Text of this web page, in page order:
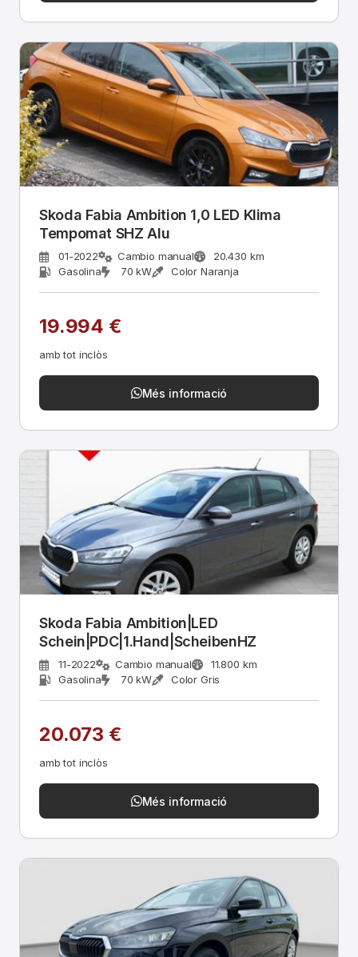
Skoda Fabia Ambition 1,0 LED Klima
Tempomat SHZ Alu
01-2022 Cambio manual
20.430 km
Gasolina
70 kW Color Naranja
19.994 €
amb tot inclòs
Més informació
Skoda Fabia Ambition|LED
Schein|PDC|1.Hand|ScheibenHZ
11-2022 Cambio manual
11.800 km
Gasolina
70 kW Color Gris
20.073 €
amb tot inclòs
Més informació